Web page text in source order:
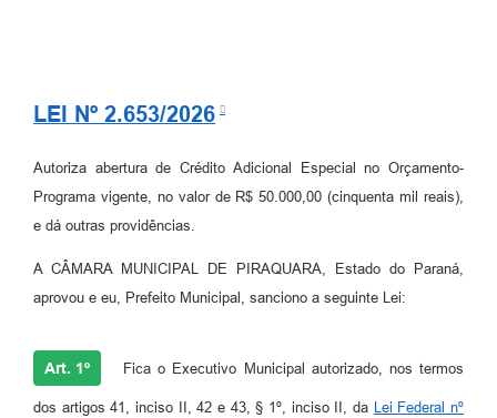
LEI Nº 2.653/2026
Autoriza abertura de Crédito Adicional Especial no Orçamento-
Programa vigente, no valor de R$ 50.000,00 (cinquenta mil reais),
e dá outras providências.
A CÂMARA MUNICIPAL DE PIRAQUARA, Estado do Paraná,
aprovou e eu, Prefeito Municipal, sanciono a seguinte Lei:
Art. 1º Fica o Executivo Municipal autorizado, nos termos
dos artigos 41, inciso II, 42 e 43, § 1º, inciso II, da Lei Federal nº